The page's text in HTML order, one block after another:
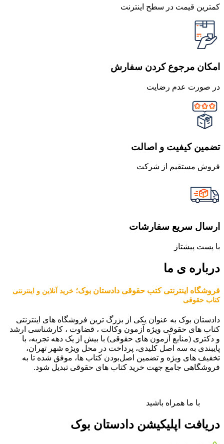
کمترین قیمت در سطح اینترنت
امکان مرجوع کردن سفارش
در صورت عدم رضایت
تضمین کیفیت و اصالت
فروش مستقیم از شرکت
ارسال سریع سفارشات
با پست پیشتاز
درباره ی ما
فروشگاه اینترنتی کتب حقوقی دادستان بوک؛ خرید آنلاین و اینترنتی
کتاب حقوقی
دادستان بوک به عنوان یکی از بزرگ ترین فروشگاه های اینترنتی
کتاب های حقوقی ویژه آزمون وکالت ، قضاوت ، کارشناسی ارشد
و دکتری (منابع آزمون های حقوقی) با بیش از یک دهه تجربه، با
پایبندی به سه اصل کلیدی، پرداخت در محل ویژه شهر تهران،
تخفیف های ویژه و تضمین اصل‌بودن کتاب ها، موفق شده تا به
فروشگاهی جامع جهت خرید کتاب های حقوقی تبدیل شود.
با ما همراه باشید
دریافت اپلیکیشن دادستان بوک